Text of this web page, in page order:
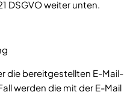
DSGVO weiter unten.
die bereitgestellten E-Mail-
werden die mit der E-Mail